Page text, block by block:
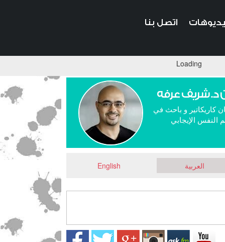
اتصل بنا
Loading
د. شريف عرفه
كاريكاتير و باحث في
النفس الإيجابي
العربية English